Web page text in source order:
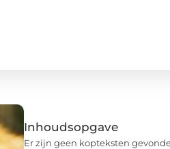
Inhoudsopgave
Er zijn geen kopteksten